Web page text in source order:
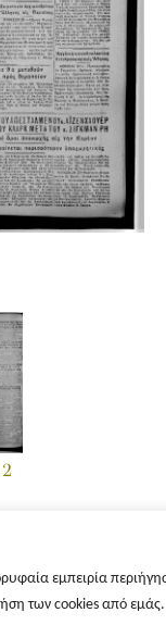
εμπειρία
των cookies από εμάς.
2